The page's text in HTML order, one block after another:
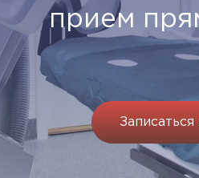
прием